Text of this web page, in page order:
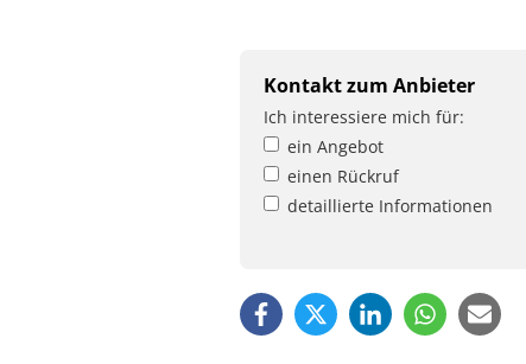
Kontakt zum Anbieter
Ich interessiere mich für:
ein Angebot
einen Rückruf
detaillierte Informationen